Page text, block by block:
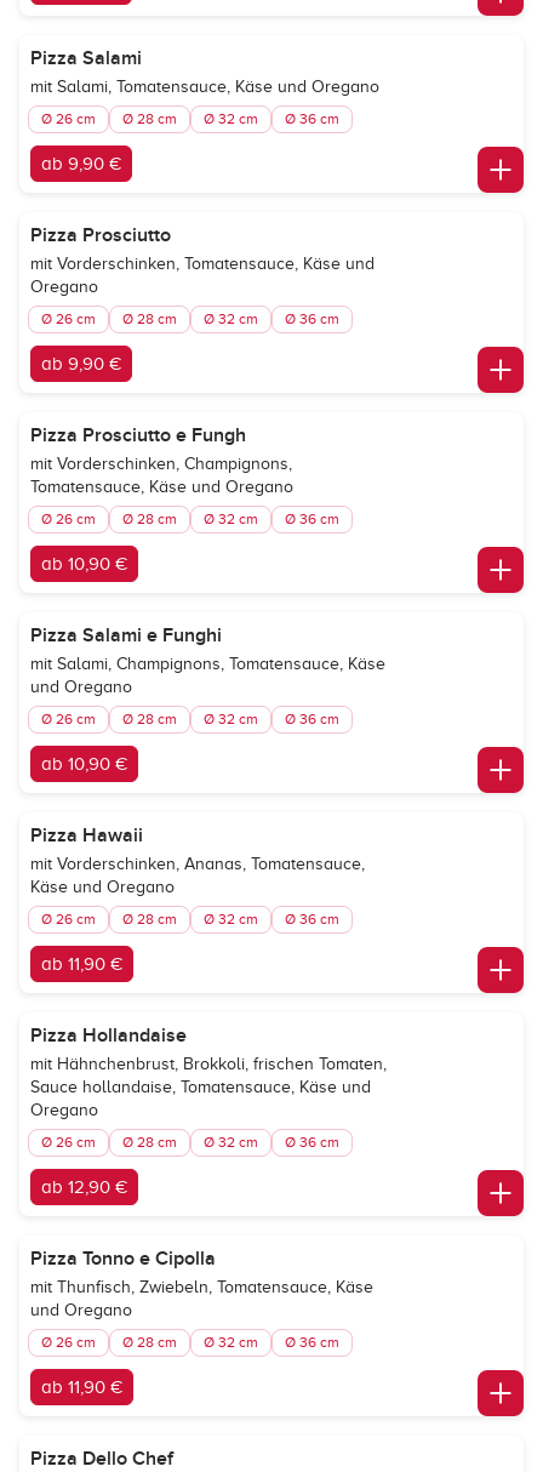
Pizza Salami
mit Salami, Tomatensauce, Käse und Oregano
Ø 26 cm Ø 28 cm Ø 32 cm Ø 36 cm
ab 9,90 €
Pizza Prosciutto
mit Vorderschinken, Tomatensauce, Käse und
Oregano
Ø 26 cm Ø 28 cm Ø 32 cm Ø 36 cm
ab 9,90 €
Pizza Prosciutto e Fungh
mit Vorderschinken, Champignons,
Tomatensauce, Käse und Oregano
Ø 26 cm Ø 28 cm Ø 32 cm Ø 36 cm
ab 10,90 €
Pizza Salami e Funghi
mit Salami, Champignons, Tomatensauce, Käse
und Oregano
Ø 26 cm Ø 28 cm Ø 32 cm Ø 36 cm
ab 10,90 €
Pizza Hawaii
mit Vorderschinken, Ananas, Tomatensauce,
Käse und Oregano
Ø 26 cm Ø 28 cm Ø 32 cm Ø 36 cm
ab 11,90 €
Pizza Hollandaise
mit Hähnchenbrust, Brokkoli, frischen Tomaten,
Sauce hollandaise, Tomatensauce, Käse und
Oregano
Ø 26 cm Ø 28 cm Ø 32 cm Ø 36 cm
ab 12,90 €
Pizza Tonno e Cipolla
mit Thunfisch, Zwiebeln, Tomatensauce, Käse
und Oregano
Ø 26 cm Ø 28 cm Ø 32 cm Ø 36 cm
ab 11,90 €
Pizza Dello Chef